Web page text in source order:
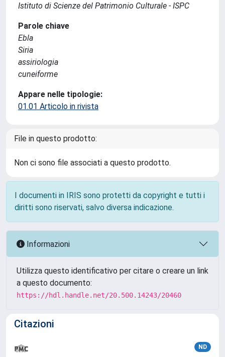
Istituto di Scienze del Patrimonio Culturale - ISPC
Parole chiave
Ebla
Siria
assiriologia
cuneiforme
Appare nelle tipologie:
01.01 Articolo in rivista
File in questo prodotto:
Non ci sono file associati a questo prodotto.
I documenti in IRIS sono protetti da copyright e tutti i
diritti sono riservati, salvo diversa indicazione.
Informazioni
Utilizza questo identificativo per citare o creare un link
a questo documento:
https://hdl.handle.net/20.500.14243/20460
Citazioni
ND